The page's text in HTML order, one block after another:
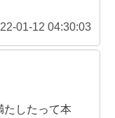
01-12 04:30:03
たしたって本